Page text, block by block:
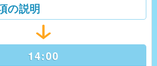
の説明
14:00